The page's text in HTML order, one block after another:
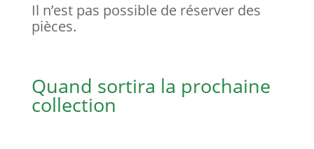
Il n’est pas possible de réserver des
pièces.
Quand sortira la prochaine
collection